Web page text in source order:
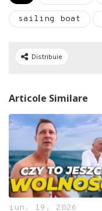
sailing boat
Distribuie
Articole Similare
iun. 19, 2026